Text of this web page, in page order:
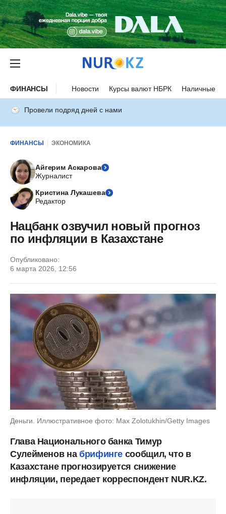
ФИНАНСЫ Новости Курсы валют НБРК Наличные
Провели подряд дней с нами
ФИНАНСЫ ЭКОНОМИКА
Айгерим Аскарова
Журналист
Кристина Лукашева
Редактор
Нацбанк озвучил новый прогноз
по инфляции в Казахстане
Опубликовано:
6 марта 2026, 12:56
Деньги. Иллюстративное фото: Max Zolotukhin/Getty Images
Глава Национального банка Тимур
Сулейменов на брифинге сообщил, что в
Казахстане прогнозируется снижение
инфляции, передает корреспондент NUR.KZ.